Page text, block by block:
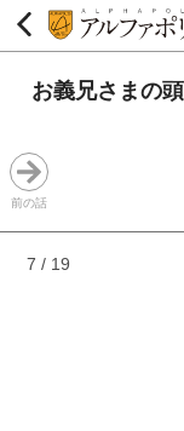
お義兄さまの
前の話
7 / 19